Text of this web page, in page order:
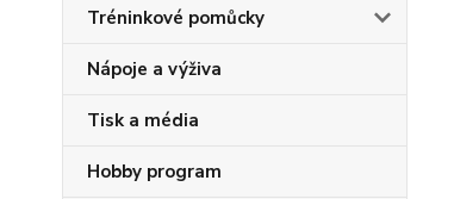
Tréninkové pomůcky
Nápoje a výživa
Tisk a média
Hobby program